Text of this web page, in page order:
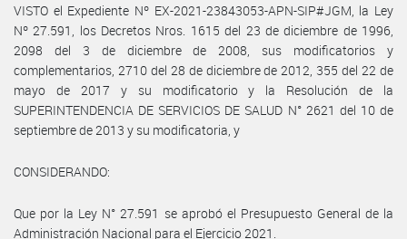
VISTO el Expediente Nº EX-2021-23843053-APN-SIP#JGM, la Ley
Nº 27.591, los Decretos Nros. 1615 del 23 de diciembre de 1996,
2098 del 3 de diciembre de 2008, sus modificatorios y
complementarios, 2710 del 28 de diciembre de 2012, 355 del 22 de
mayo de 2017 y su modificatorio y la Resolución de la
SUPERINTENDENCIA DE SERVICIOS DE SALUD N° 2621 del 10 de
septiembre de 2013 y su modificatoria, y
CONSIDERANDO:
Que por la Ley N° 27.591 se aprobó el Presupuesto General de la
Administración Nacional para el Ejercicio 2021.